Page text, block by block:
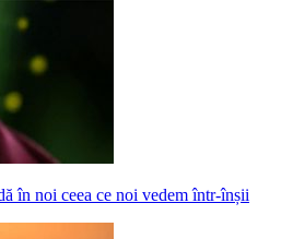
în noi ceea ce noi vedem într-înșii